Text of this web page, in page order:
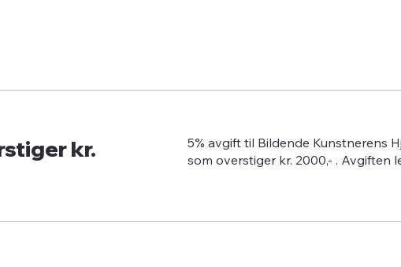
kr.
5% avgift til Bildende Kunstnerens
som overstiger kr. 2000,- . Avgiften